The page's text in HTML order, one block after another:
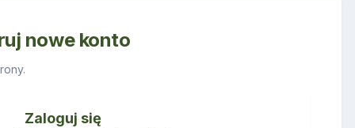
nowe konto
Zaloguj się